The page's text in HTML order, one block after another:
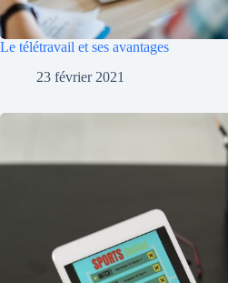
Le télétravail et ses avantages
23 février 2021